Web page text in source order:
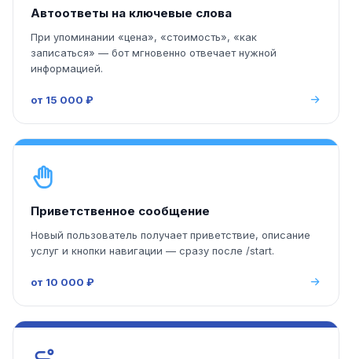
Автоответы на ключевые слова
При упоминании «цена», «стоимость», «как
записаться» — бот мгновенно отвечает нужной
информацией.
от 15 000 ₽
Приветственное сообщение
Новый пользователь получает приветствие, описание
услуг и кнопки навигации — сразу после /start.
от 10 000 ₽